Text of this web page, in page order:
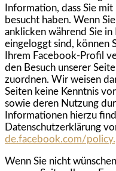
Information, dass Sie
besucht haben. Wenn
anklicken während Sie
eingeloggt sind, können
Ihrem Facebook-Profil
den Besuch unserer
zuordnen. Wir weisen
Seiten keine Kenntnis
sowie deren Nutzung
Informationen hierzu
Datenschutzerklärung
de.facebook.com/
Wenn Sie nicht